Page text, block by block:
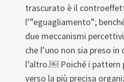
trascurato è il
l’”eguagliamento”;
due meccanismi
che l’uno non sia preso
l’altro.￼ Poiché i pattern
verso la più precisa